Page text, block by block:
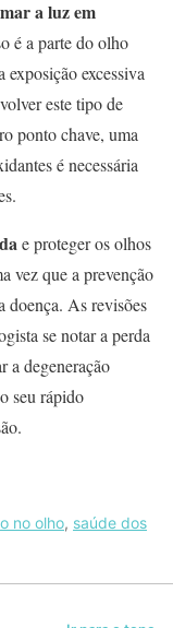
a luz em
é a parte do olho
excessiva
este tipo de
ponto chave, uma
é necessária
e proteger os olhos
vez que a prevenção
doença. As revisões
se notar a perda
a degeneração
seu rápido
no olho, saúde dos